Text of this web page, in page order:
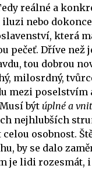
reálné a
iluzi nebo
která
pečeť. Dříve než
tou dobrou
milosrdný,
mezi poselstvím
Musí být úplné a
nejhlubších
osobnost.
by se dalo
je lidi rozesmát, i